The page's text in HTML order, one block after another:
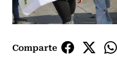
Comparte